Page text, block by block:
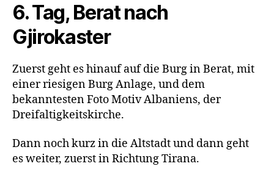
6. Tag, Berat nach
Gjirokaster
Zuerst geht es hinauf auf die Burg in Berat, mit
einer riesigen Burg Anlage, und dem
bekanntesten Foto Motiv Albaniens, der
Dreifaltigkeitskirche.
Dann noch kurz in die Altstadt und dann geht
es weiter, zuerst in Richtung Tirana.